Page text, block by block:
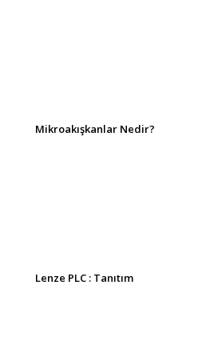
Mikroakışkanlar Nedir?
Lenze PLC : Tanıtım